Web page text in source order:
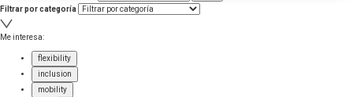
Filtrar por categoría
Me interesa:
flexibility
inclusion
mobility